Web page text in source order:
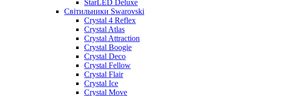
StarLED Deluxe
Світильники Swarovski
Crystal 4 Reflex
Crystal Atlas
Crystal Attraction
Crystal Boogie
Crystal Deco
Crystal Fellow
Crystal Flair
Crystal Ice
Crystal Move